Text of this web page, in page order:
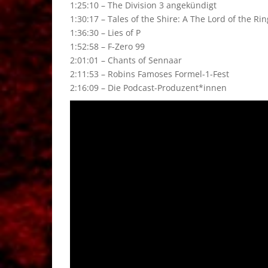
1:25:10 – The Division 3 angekündigt
1:30:17 – Tales of the Shire: A The Lord of the
1:36:30 – Lies of P
1:52:58 – F-Zero 99
2:01:01 – Chants of Sennaar
2:11:53 – Robins Famoses Formel-1-Fest
2:16:09 – Die Podcast-Produzent*innen